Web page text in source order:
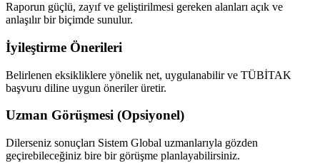
Raporun güçlü, zayıf ve geliştirilmesi gereken alanları açık ve
anlaşılır bir biçimde sunulur.
İyileştirme Önerileri
Belirlenen eksikliklere yönelik net, uygulanabilir ve TÜBİTAK
başvuru diline uygun öneriler üretir.
Uzman Görüşmesi (Opsiyonel)
Dilerseniz sonuçları Sistem Global uzmanlarıyla gözden
geçirebileceğiniz bire bir görüşme planlayabilirsiniz.